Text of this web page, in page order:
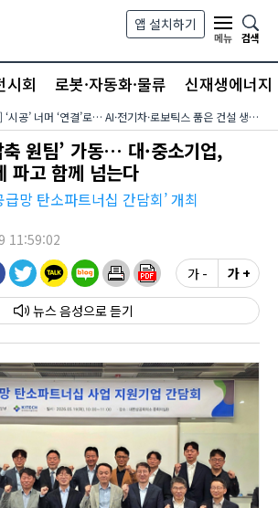
앱 설치하기
메뉴
검색
시회 로봇·자동화·물류 신재생에너지
[19:44] [현장] ‘시공’ 너머 ‘연결’로… AI·전기차·로보틱스 품은 건설 생태계
원팀’ 가동… 대·중소기업,
파고 함께 넘는다
망 탄소파트너십 간담회’ 개최
11:59:02
뉴스 음성
가 - 가 +